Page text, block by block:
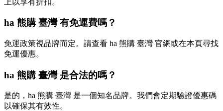
ha 熊購 臺灣 有免運費嗎？
免運政策視品牌而定。請查看 ha 熊購 臺灣 官網或在本頁尋找
免運優惠。
ha 熊購 臺灣 是合法的嗎？
是的，ha 熊購 臺灣 是一個知名品牌。我們會定期驗證優惠碼
以確保其有效性。